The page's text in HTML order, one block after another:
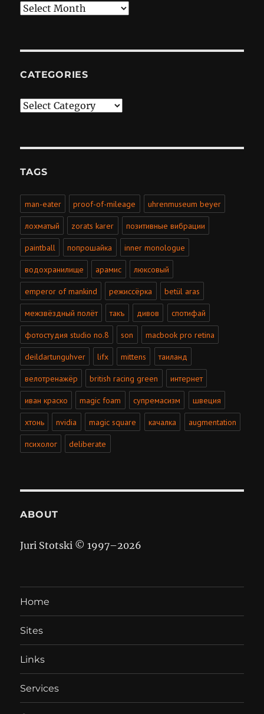
Archives
CATEGORIES
Categories
TAGS
man-eater proof-of-mileage uhrenmuseum beyer
лохматый zorats karer позитивные вибрации
paintball попрошайка inner monologue
водохранилище арамис люксовый
emperor of mankind режиссёрка betül aras
межзвёздный полёт такъ дивов спотифай
фотостудия studio no.8 son macbook pro retina
deildartunguhver lifx mittens таиланд
велотренажёр british racing green интернет
иван краско magic foam супремасизм швеция
хтонь nvidia magic square качалка augmentation
психолог deliberate
ABOUT
Juri Stotski © 1997–2026
Home
Sites
Links
Services